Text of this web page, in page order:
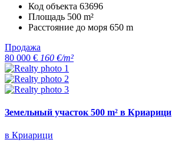
Код объекта 63696
Площадь 500 m²
Расстояние до моря 650 m
Продажа
80 000 € 160 €/m²
Земельный участок 500 m² в Криарици
в Криарици